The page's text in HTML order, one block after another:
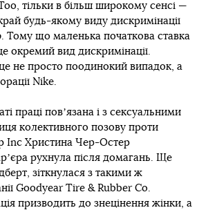
тільки в більш широкому сенсі —
будь-якому виду дискримінації
Тому що маленька початкова ставка
окремий вид дискримінації.
не просто поодинокий випадок, а
Nike.
праці повʼязана і з сексуальними
колективного позову проти
Inc Христина Чер-Остер
рухнула після домагань. Ще
зіткнулася з такими ж
Goodyear Tire & Rubber Co.
призводить до знецінення жінки, а